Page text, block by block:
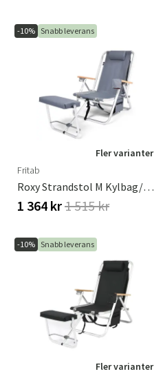
-10% Snabb leverans
Fler varianter
Fritab
Roxy Strandstol M Kylbag/Mobilficka Grå
1 364 kr1 515 kr
-10% Snabb leverans
Fler varianter